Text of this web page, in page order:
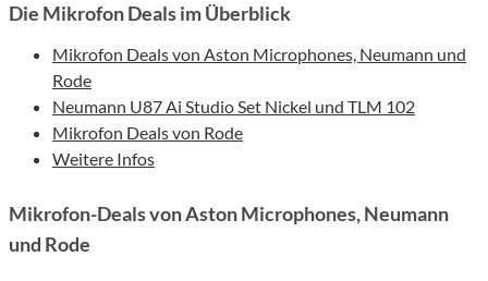
Die Mikrofon Deals im Überblick
Mikrofon Deals von Aston Microphones, Neumann und
Rode
Neumann U87 Ai Studio Set Nickel und TLM 102
Mikrofon Deals von Rode
Weitere Infos
Mikrofon-Deals von Aston Microphones, Neumann
und Rode